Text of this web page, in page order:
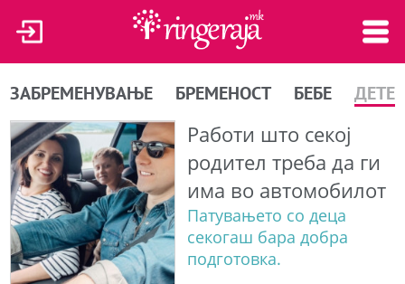
ЗАБРЕМЕНУВАЊЕ БРЕМЕНОСТ БЕБЕ ДЕТЕ
Работи што секој
родител треба да ги
има во автомобилот
Патувањето со деца
секогаш бара добра
подготовка.